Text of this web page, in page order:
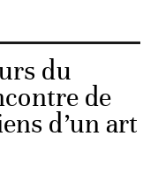
du
de
d’un art